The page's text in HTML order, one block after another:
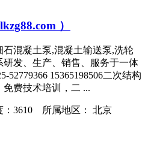
）
混凝土泵,混凝土输送泵,洗轮
发、生产、销售、服务于一体
52779366 15365198506二次结构
费技术培训，二 ...
3610 所属地区： 北京